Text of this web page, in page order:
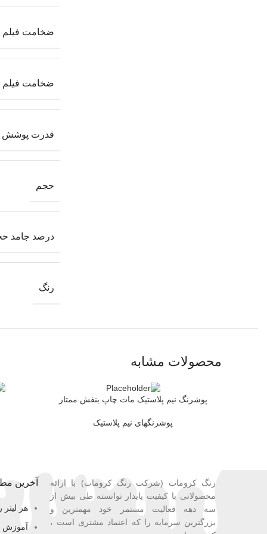
ضخامت فیلم
ضخامت فیلم
قدرت پوشش
حجم
درصد جامد
رنگ
محصولات مشابه
اطلاعات بیشتر
پوشرنگ نیم پلاستیک مات چاپ بنفش ممتاز
پوشرنگهای نیم پلاستیک
رنگ کرومات (شرکت رنگ کرومات) با ارائه
محصولاتی با کیفیت پایدار توانسته طی بیش از
سه دهه فعالیت مستمر خود مهمترین و
بزرگترین سرمایه را که اعتماد مشتری است ،
آخرین
هر
آموزش